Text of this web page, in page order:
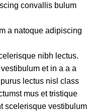
convallis bulum
a natoque adipiscing
nibh lectus.
et in a a a
lectus nisl class
mus et tristique
scelerisque vestibulum